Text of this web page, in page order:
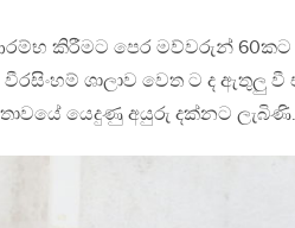
ආරම්භ කිරීමට පෙර මව්වරුන්
ශාලාව වෙත ට ද ඇතුලු
යෙදුණු අයුරු දක්නට ලැබිණි.